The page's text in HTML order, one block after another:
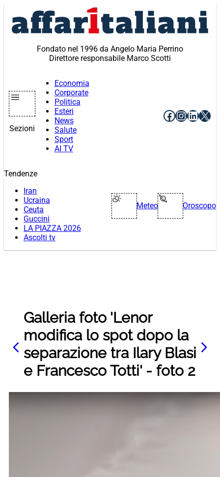
contenuto
Fondato nel 1996 da Angelo Maria Perrino
Direttore responsabile Marco Scotti
Sezioni
Economia
Corporate
Politica
Esteri
News
Salute
Sport
AI TV
Facebook
X
Tendenze
Iran
Ucraina
Ceuta
Guccini
LA PIAZZA 2026
Ascolti tv
Meteo Oroscopo
Galleria foto 'Lenor
modifica lo spot dopo la
separazione tra Ilary Blasi
e Francesco Totti' - foto 2